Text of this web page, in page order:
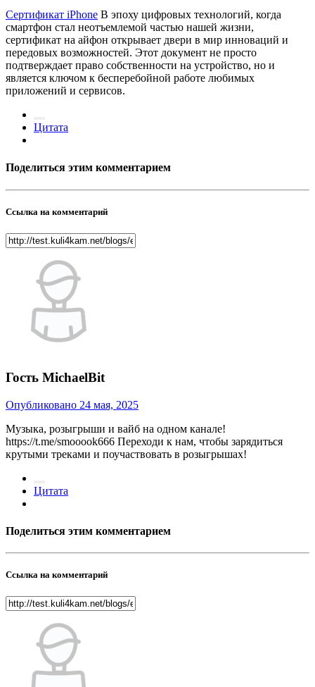
Сертификат iPhone В эпоху цифровых технологий, когда
смартфон стал неотъемлемой частью нашей жизни,
сертификат на айфон открывает двери в мир инноваций и
передовых возможностей. Этот документ не просто
подтверждает право собственности на устройство, но и
является ключом к бесперебойной работе любимых
приложений и сервисов.
Цитата
Поделиться этим комментарием
Ссылка на комментарий
Гость MichaelBit
Опубликовано 24 мая, 2025
Музыка, розыгрыши и вайб на одном канале!
https://t.me/smooook666 Переходи к нам, чтобы зарядиться
крутыми треками и поучаствовать в розыгрышах!
Цитата
Поделиться этим комментарием
Ссылка на комментарий